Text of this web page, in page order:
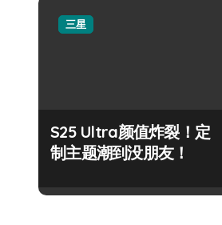
三星
S25 Ultra颜值炸裂！定
制主题潮到没朋友！